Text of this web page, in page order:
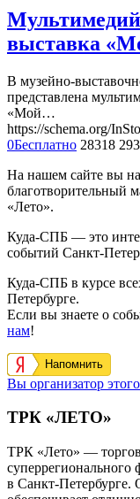
выставка
В музейно-
представлена
«Мой…
https://schema.org/
0Бесплатно 28318 293
На нашем сайте вы
благотворительный
«Лето».
Куда-СПБ — это
событий Санкт-
Куда-СПБ в курсе
Петербурге.
Если вы знаете о
нам!
Напомнить
Вы организатор
ТРК «ЛЕТО»
ТРК «Лето» —
в Санкт-Петербурге.